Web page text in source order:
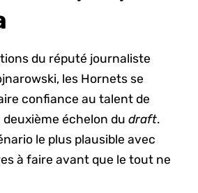
du réputé journaliste
les Hornets se
confiance au talent de
deuxième échelon dudraft.
le plus plausible avec
à faire avant que le tout ne